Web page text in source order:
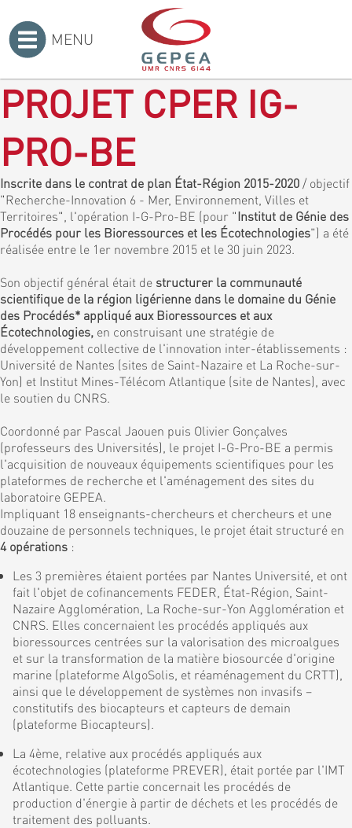
MENU
PROJET CPER IG-
PRO-BE
Inscrite dans le contrat de plan État-Région 2015-2020 / objectif
"Recherche-Innovation 6 - Mer, Environnement, Villes et
Territoires", l'opération I-G-Pro-BE (pour "Institut de Génie des
Procédés pour les Bioressources et les Écotechnologies") a été
réalisée entre le 1er novembre 2015 et le 30 juin 2023.
Son objectif général était de structurer la communauté
scientifique de la région ligérienne dans le domaine du Génie
des Procédés* appliqué aux Bioressources et aux
Écotechnologies, en construisant une stratégie de
développement collective de l'innovation inter-établissements :
Université de Nantes (sites de Saint-Nazaire et La Roche-sur-
Yon) et Institut Mines-Télécom Atlantique (site de Nantes), avec
le soutien du CNRS.
Coordonné par Pascal Jaouen puis Olivier Gonçalves
(professeurs des Universités), le projet I-G-Pro-BE a permis
l'acquisition de nouveaux équipements scientifiques pour les
plateformes de recherche et l'aménagement des sites du
laboratoire GEPEA.
Impliquant 18 enseignants-chercheurs et chercheurs et une
douzaine de personnels techniques, le projet était structuré en
4 opérations :
Les 3 premières étaient portées par Nantes Université, et ont
fait l'objet de cofinancements FEDER, État-Région, Saint-
Nazaire Agglomération, La Roche-sur-Yon Agglomération et
CNRS. Elles concernaient les procédés appliqués aux
bioressources centrées sur la valorisation des microalgues
et sur la transformation de la matière biosourcée d'origine
marine (plateforme AlgoSolis, et réaménagement du CRTT),
ainsi que le développement de systèmes non invasifs –
constitutifs des biocapteurs et capteurs de demain
(plateforme Biocapteurs).
La 4ème, relative aux procédés appliqués aux
écotechnologies (plateforme PREVER), était portée par l'IMT
Atlantique. Cette partie concernait les procédés de
production d'énergie à partir de déchets et les procédés de
traitement des polluants.